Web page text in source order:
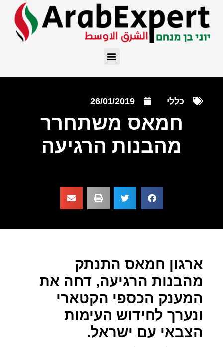
כללי 26/01/2019
חמאס משתחרר
מהבנות הרגיעה
ארגון חמאס התנתק
מהבנות הרגיעה, דחה את
המענק הכספי הקטארי
ונערך לחידוש העימות
הצבאי עם ישראל.